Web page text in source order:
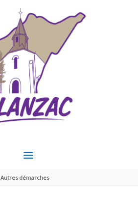
MENU
PRINCIPAL
Autres démarches